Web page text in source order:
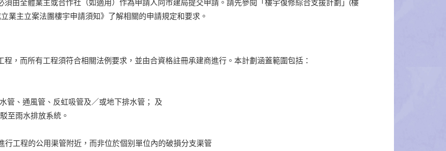
由全體業主或合作社（如適用）作為申請人向市建局提交申請。請先參閱「樓宇復修綜合支援計劃」(樓
業主立案法團樓宇申請須知》了解相關的申請規定和要求。
，而所有工程須符合相關法例要求，並由合資格註冊承建商進行。本計劃涵蓋範圍包括：
管、通風管、反虹吸管及／或地下排水管； 及
至雨水排放系統。
工程的公用渠管附近，而非位於個别單位內的破損分支渠管